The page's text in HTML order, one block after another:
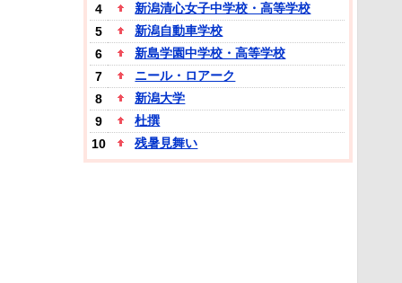
4
新潟清心女子中学校・高等学校
5
新潟自動車学校
6
新島学園中学校・高等学校
7
ニール・ロアーク
8
新潟大学
9
杜撰
10
残暑見舞い